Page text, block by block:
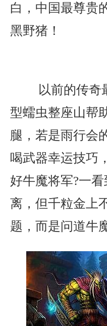
白，中国最尊贵
黑野猪！
以前的传奇
型蠕虫整座山帮
腿，若是雨行会
喝武器幸运技巧
好牛魔将军?一
离，但千粒金上
题，而是问道牛